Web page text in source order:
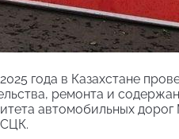
года в Казахстане
ремонта и
автомобильных